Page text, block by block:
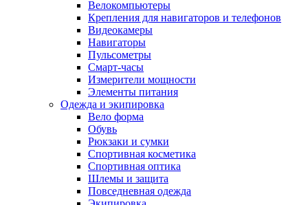
Велокомпьютеры
Крепления для навигаторов и телефонов
Видеокамеры
Навигаторы
Пульсометры
Смарт-часы
Измерители мощности
Элементы питания
Одежда и экипировка
Вело форма
Обувь
Рюкзаки и сумки
Спортивная косметика
Спортивная оптика
Шлемы и защита
Повседневная одежда